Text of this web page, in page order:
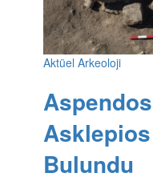
Aktüel Arkeoloji
Bulundu